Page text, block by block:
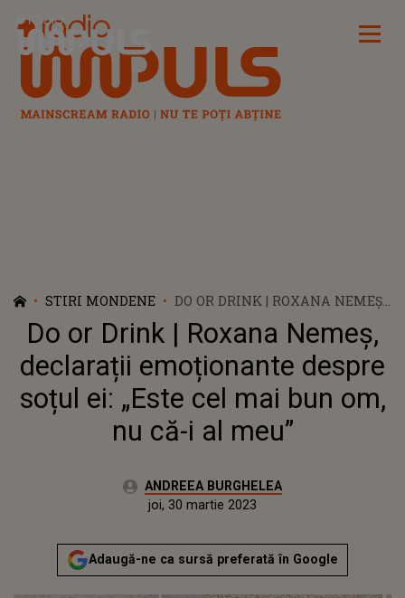
Radio Impuls
STIRI MONDENE
DO OR DRINK | ROXANA NEMEȘ,
DECLARAȚII EMOȚIONANTE
DESPRE SOȚUL EI: „ESTE CEL
MAI BUN OM, NU CĂ-I AL MEU”
Do or Drink | Roxana Nemeș,
declarații emoționante despre
soțul ei: „Este cel mai bun om,
nu că-i al meu”
Autor:ANDREEA BURGHELEA
miercuri, 30 martie 2022Actualizat:
joi, 30 martie 2023
Adaugă-ne ca sursă preferată în Google